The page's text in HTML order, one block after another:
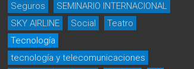
Seguros
SEMINARIO INTERNACIONAL
SKY AIRLINE
Social
Teatro
Tecnología
tecnología y telecomunicaciones